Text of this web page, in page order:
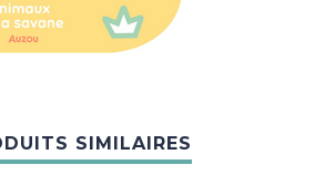
SIMILAIRES